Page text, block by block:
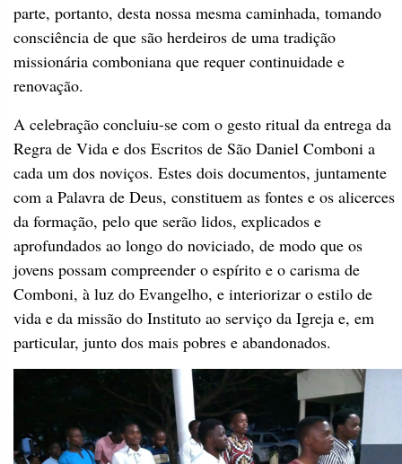
parte, portanto, desta nossa mesma caminhada, tomando
consciência de que são herdeiros de uma tradição
missionária comboniana que requer continuidade e
renovação.
A celebração concluiu-se com o gesto ritual da entrega da
Regra de Vida e dos Escritos de São Daniel Comboni a
cada um dos noviços. Estes dois documentos, juntamente
com a Palavra de Deus, constituem as fontes e os alicerces
da formação, pelo que serão lidos, explicados e
aprofundados ao longo do noviciado, de modo que os
jovens possam compreender o espírito e o carisma de
Comboni, à luz do Evangelho, e interiorizar o estilo de
vida e da missão do Instituto ao serviço da Igreja e, em
particular, junto dos mais pobres e abandonados.